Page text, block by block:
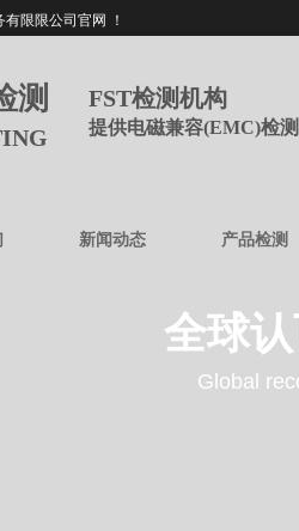
限限公司官网 ！
测 FST检测机构
提供电磁兼容(EMC)检
新闻动态 产品检测
全球
Global